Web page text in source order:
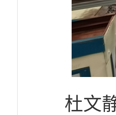
杜文